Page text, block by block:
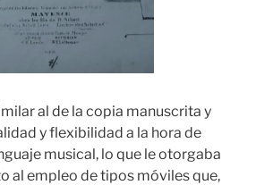
al de la copia manuscrita y
y flexibilidad a la hora de
musical, lo que le otorgaba
al empleo de tipos móviles que,